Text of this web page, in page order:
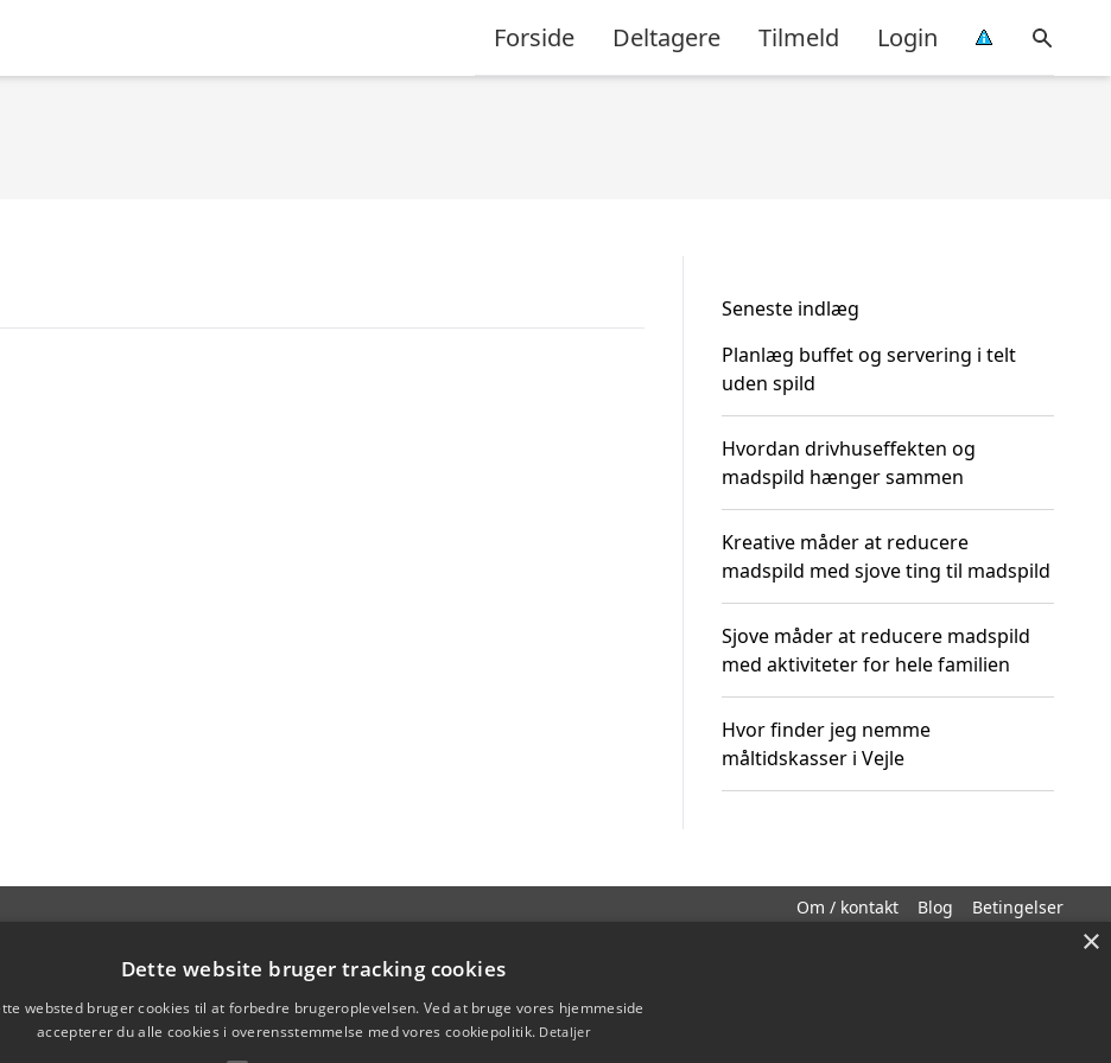
Forside Deltagere Tilmeld Login
Seneste indlæg
Planlæg buffet og servering i telt
uden spild
Hvordan drivhuseffekten og
madspild hænger sammen
Kreative måder at reducere
madspild med sjove ting til madspild
Sjove måder at reducere madspild
med aktiviteter for hele familien
Hvor finder jeg nemme
måltidskasser i Vejle
Om / kontakt Blog Betingelser
×
Dette website bruger tracking cookies
websted bruger cookies til at forbedre brugeroplevelsen. Ved at bruge vores hjemmeside
accepterer du alle cookies i overensstemmelse med vores cookiepolitik. Detaljer